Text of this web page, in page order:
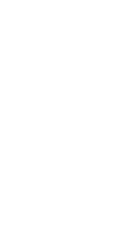
、詳しくは